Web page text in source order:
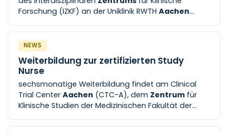
Forschung (IZKF) an der Uniklinik RWTH Aachen
moderne bildgebende [...] Das IZKF versteht sich als
Entwicklungs- und Strategieprogramm der
Medizinischen Fakultät der RWTH
die von Grundlagenforschung und Klinik
ausgehende translationale medizinische Forschung
NEWS
Weiterbildung zur zertifizierten Study
Nurse
sechsmonatige Weiterbildung findet am Clinical
Trial Center Aachen (CTC-A), dem Zentrum für
Klinische Studien der Medizinischen Fakultät der
Präsenzblöcken und zwei